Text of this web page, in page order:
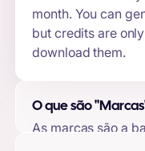
month. You can
but credits are
download them.
O que são
As marcas são a